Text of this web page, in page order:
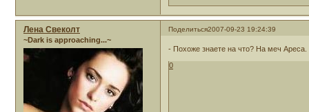
Поделиться2007-09-23 19:24:39
Лена Свеколт
~Dark is approaching...~
- Похоже знаете на что? На меч
0